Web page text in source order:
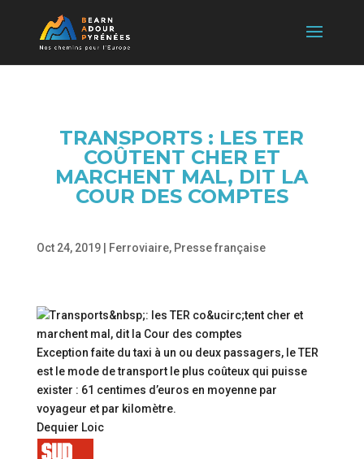
TRANSPORTS : LES TER
COÛTENT CHER ET
MARCHENT MAL, DIT LA
COUR DES COMPTES
Oct 24, 2019| Ferroviaire, Presse française
Exception faite du taxi à un ou deux passagers, le TER
est le mode de transport le plus coûteux qui puisse
exister : 61 centimes d’euros en moyenne par
voyageur et par kilomètre.
Dequier Loic